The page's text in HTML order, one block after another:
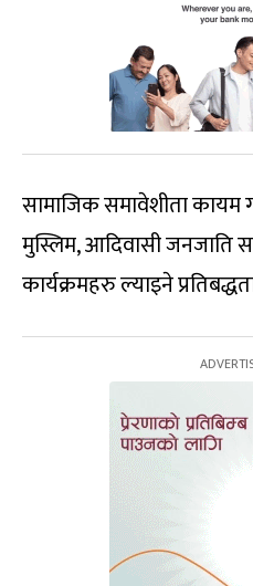
सामाजिक समावेशीता कायम
मुस्लिम, आदिवासी जनजाति
कार्यक्रमहरु ल्याइने